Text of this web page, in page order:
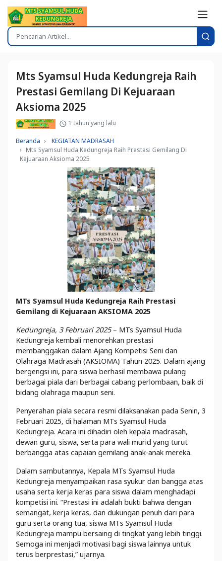
Mts Syamsul Huda Kedungreja Raih
Prestasi Gemilang Di Kejuaraan
Aksioma 2025
1 tahun yang lalu
Beranda
KEGIATAN MADRASAH
Mts Syamsul Huda Kedungreja Raih Prestasi Gemilang Di
Kejuaraan Aksioma 2025
MTs Syamsul Huda Kedungreja Raih Prestasi
Gemilang di Kejuaraan AKSIOMA 2025
Kedungreja, 3 Februari 2025– MTs Syamsul Huda
Kedungreja kembali menorehkan prestasi
membanggakan dalam Ajang Kompetisi Seni dan
Olahraga Madrasah (AKSIOMA) Tahun 2025. Dalam ajang
bergengsi ini, para siswa berhasil membawa pulang
berbagai piala dari berbagai cabang perlombaan, baik di
bidang olahraga maupun seni.
Penyerahan piala secara resmi dilaksanakan pada Senin, 3
Februari 2025, di halaman MTs Syamsul Huda
Kedungreja. Acara ini dihadiri oleh kepala madrasah,
dewan guru, siswa, serta para wali murid yang turut
berbangga atas capaian gemilang anak-anak mereka.
Dalam sambutannya, Kepala MTs Syamsul Huda
Kedungreja menyampaikan rasa syukur dan bangga atas
usaha serta kerja keras para siswa dalam menghadapi
kompetisi ini. “Prestasi ini adalah bukti bahwa dengan
semangat, kerja keras, dan dukungan penuh dari para
guru serta orang tua, siswa MTs Syamsul Huda
Kedungreja mampu bersaing di tingkat yang lebih tinggi.
Semoga ini menjadi motivasi bagi siswa lainnya untuk
terus berprestasi,” ujarnya.